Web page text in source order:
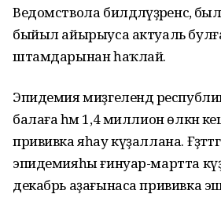
Ведомствола билдәләүҙәренсә,
быйыл айырыуса актуаль
штамдарынан һаҡлай.
Эпидемия миҙгелендә
балаға һәм 1,4 миллион өлкән
прививка яһау күҙаллана.
эпидемияһы ғинуар-мартта
декабрь аҙағынаса прививка